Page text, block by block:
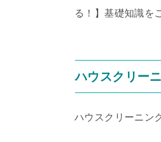
る！】基礎知識を
ハウスクリー
ハウスクリーニン